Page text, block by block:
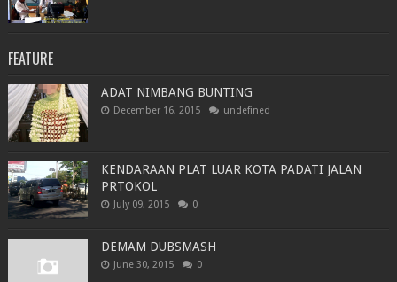
FEATURE
ADAT NIMBANG BUNTING
December 16, 2015 undefined
KENDARAAN PLAT LUAR KOTA PADATI JALAN
PRTOKOL
July 09, 2015 0
DEMAM DUBSMASH
June 30, 2015 0